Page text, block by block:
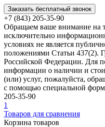
Заказать бесплатный звонок
+7 (843) 205-35-90
Обращаем ваше внимание на
исключительно
условиях не является
положениями Статьи 437(2).
Российской Федерации. Для
информации о наличии и
(или) услуг, пожалуйста,
с помощью специальной
205-35-90
1
Товаров для сравнения
Корзина товаров